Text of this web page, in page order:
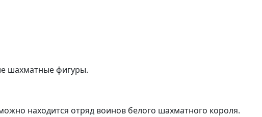
шахматные фигуры.
находится отряд воинов белого шахматного короля.